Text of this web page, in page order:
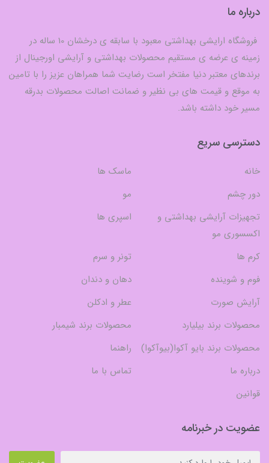
درباره ما
فروشگاه ارایشی بهداشتی معبود با سابقه ی درخشان 10 ساله در
زمینه ی عرضه ی مستقیم محصولات بهداشتی و آرایشی اورجینال از
برندهای معتبر دنیا مفتخر است رضایت شما همراهان عزیز را با تامین
به موقع و قیمت های بی نظیر و ضمانت اصالت محصولات بدرقه
مسیر خود داشته باشد.
دسترسی سریع
خانه
ماسک ها
دور چشم
مو
تجهیزات آرایشی بهداشتی و
اکسسوری مو
اسپری ها
کرم ها
تونر و سرم
فوم و شوینده
دهان و دندان
آرایش صورت
عطر و ادکلن
محصولات برند بیلیارد
محصولات برند شیمبار
محصولات برند بایو آکوا(بیوآکوا)
راهنما
درباره ما
تماس با ما
قوانین
عضویت در خبرنامه